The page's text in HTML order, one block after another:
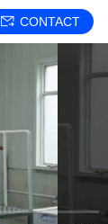
CONTACT